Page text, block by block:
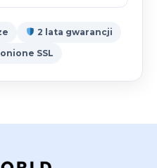
2 lata gwarancji
SSL